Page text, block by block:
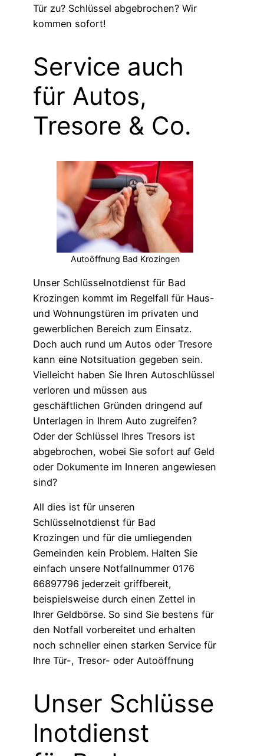
Tür zu? Schlüssel abgebrochen? Wir
kommen sofort!
Service auch
für Autos,
Tresore & Co.
Autoöffnung Bad Krozingen
Unser Schlüsselnotdienst für Bad
Krozingen kommt im Regelfall für Haus-
und Wohnungstüren im privaten und
gewerblichen Bereich zum Einsatz.
Doch auch rund um Autos oder Tresore
kann eine Notsituation gegeben sein.
Vielleicht haben Sie Ihren Autoschlüssel
verloren und müssen aus
geschäftlichen Gründen dringend auf
Unterlagen in Ihrem Auto zugreifen?
Oder der Schlüssel Ihres Tresors ist
abgebrochen, wobei Sie sofort auf Geld
oder Dokumente im Inneren angewiesen
sind?
All dies ist für unseren
Schlüsselnotdienst für Bad
Krozingen und für die umliegenden
Gemeinden kein Problem. Halten Sie
einfach unsere Notfallnummer 0176
66897796 jederzeit griffbereit,
beispielsweise durch einen Zettel in
Ihrer Geldbörse. So sind Sie bestens für
den Notfall vorbereitet und erhalten
noch schneller einen starken Service für
Ihre Tür-, Tresor- oder Autoöffnung
Unser Schlüsse
lnotdienst